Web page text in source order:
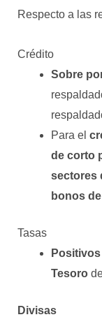
Respecto a las
Crédito
Sobre
Para el
de corto
sectores
bonos
Tasas
Positivos
Tesoro
Divisas